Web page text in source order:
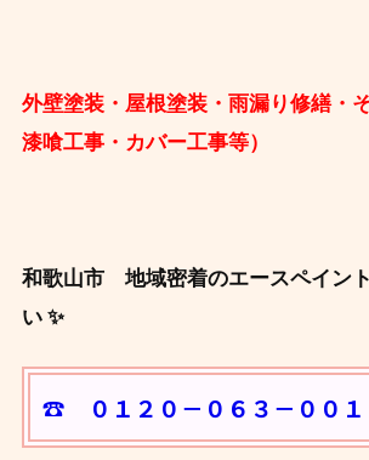
外壁塗装・屋根塗装・雨漏り修繕・
漆喰工事・カバー工事等）
和歌山市 地域密着のエースペイン
い ✨
☎ ０１２０－０６３－００１